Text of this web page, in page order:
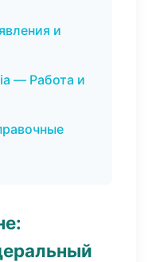
и
— Работа и